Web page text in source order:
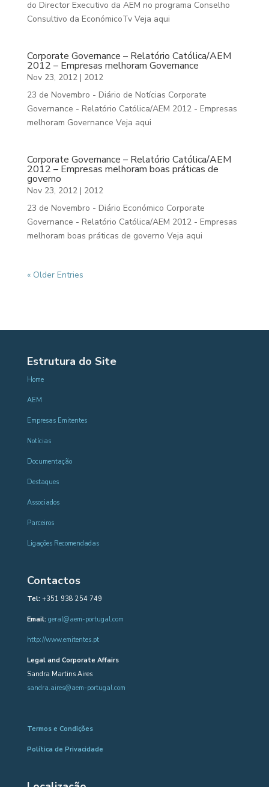
do Director Executivo da AEM no programa Conselho
Consultivo da EconómicoTv Veja aqui
Corporate Governance – Relatório Católica/AEM
2012 – Empresas melhoram Governance
Nov 23, 2012| 2012
23 de Novembro - Diário de Notícias Corporate
Governance - Relatório Católica/AEM 2012 - Empresas
melhoram Governance Veja aqui
Corporate Governance – Relatório Católica/AEM
2012 – Empresas melhoram boas práticas de
governo
Nov 23, 2012| 2012
23 de Novembro - Diário Económico Corporate
Governance - Relatório Católica/AEM 2012 - Empresas
melhoram boas práticas de governo Veja aqui
« Older Entries
Estrutura do Site
Home
AEM
Empresas Emitentes
Notícias
Documentação
Destaques
Associados
Parceiros
Ligações Recomendadas
Contactos
Tel:+351 938 254 749
Email: geral@aem-portugal.com
http://www.emitentes.pt
Legal and Corporate Affairs
Sandra Martins Aires
sandra.aires@aem-portugal.com
Termos e Condições
Política de Privacidade